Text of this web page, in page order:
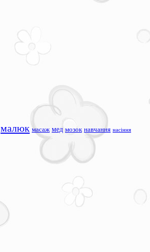
малюк масаж мед мозок навчання насіння